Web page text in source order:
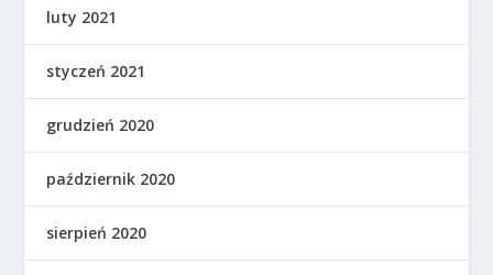
luty 2021
styczeń 2021
grudzień 2020
październik 2020
sierpień 2020